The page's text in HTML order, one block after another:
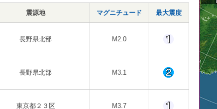
震源地 マグニチュード 最大震度
長野県北部 M2.0
長野県北部 M3.1
東京都２３区 M3.7